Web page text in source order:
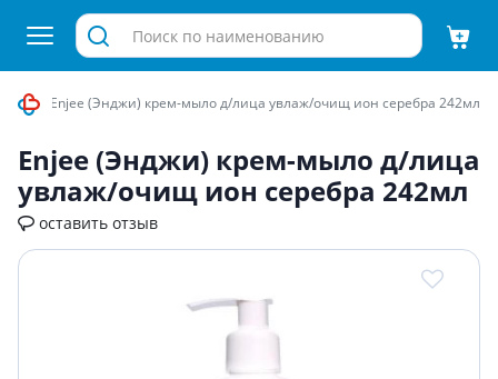
Enjee (Энджи) крем-мыло д/лица увлаж/очищ ион серебра 242мл
Enjee (Энджи) крем-мыло д/лица
увлаж/очищ ион серебра 242мл
оставить отзыв